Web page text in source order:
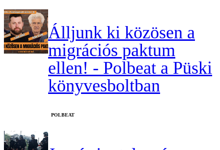
Álljunk ki közösen a
migrációs paktum
ellen! - Polbeat a Püski
könyvesboltban
‎POLBEAT